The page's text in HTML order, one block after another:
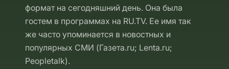
формат на сегодняшний день. Она была
гостем в программах на RU.TV. Ее имя так
же часто упоминается в новостных и
популярных СМИ (Газета.ru; Lenta.ru;
Peopletalk).